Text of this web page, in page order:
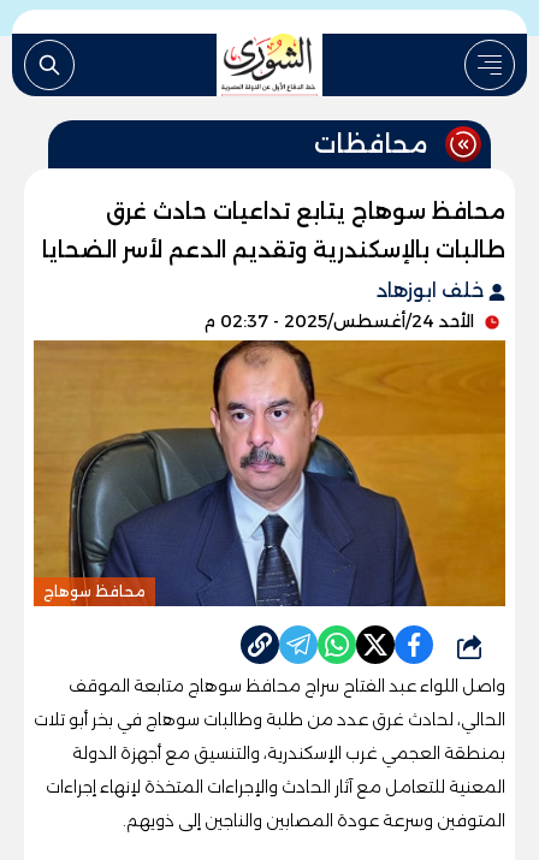
محافظات
محافظ سوهاج يتابع تداعيات حادث غرق
طالبات بالإسكندرية وتقديم الدعم لأسر الضحايا
خلف ابوزهاد
الأحد 24/أغسطس/2025 - 02:37 م
محافظ سوهاج
شارك
واصل اللواء عبد الفتاح سراج محافظ سوهاج متابعة الموقف
الحالي، لحادث غرق عدد من طلبة وطالبات سوهاج في بخر أبو تلات
بمنطقة العجمي غرب الإسكندرية، والتنسيق مع أجهزة الدولة
المعنية للتعامل مع آثار الحادث والإجراءات المتخذة لإنهاء إجراءات
المتوفين وسرعة عودة المصابين والناجين إلى ذويهم.